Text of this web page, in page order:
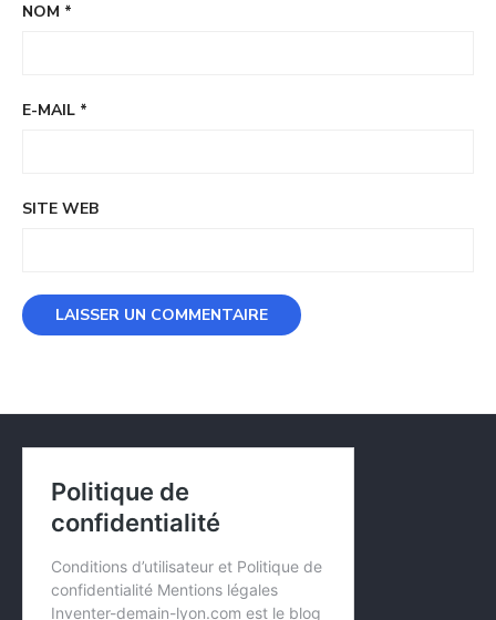
NOM *
E-MAIL *
SITE WEB